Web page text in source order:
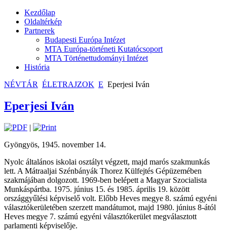
Kezdőlap
Oldaltérkép
Partnerek
Budapesti Európa Intézet
MTA Európa-történeti Kutatócsoport
MTA Történettudományi Intézet
História
NÉVTÁR ÉLETRAJZOK E Eperjesi Iván
Eperjesi Iván
|
Gyöngyös, 1945. november 14.
Nyolc általános iskolai osztályt végzett, majd marós szakmunkás
lett. A Mátraaljai Szénbányák Thorez Külfejtés Gépüzemében
szakmájában dolgozott. 1969-ben belépett a Magyar Szocialista
Munkáspártba. 1975. június 15. és 1985. április 19. között
országgyűlési képviselő volt. Előbb Heves megye 8. számú egyéni
választókerületében szerzett mandátumot, majd 1980. június 8-ától
Heves megye 7. számú egyéni választókerület megválasztott
parlamenti képviselője.